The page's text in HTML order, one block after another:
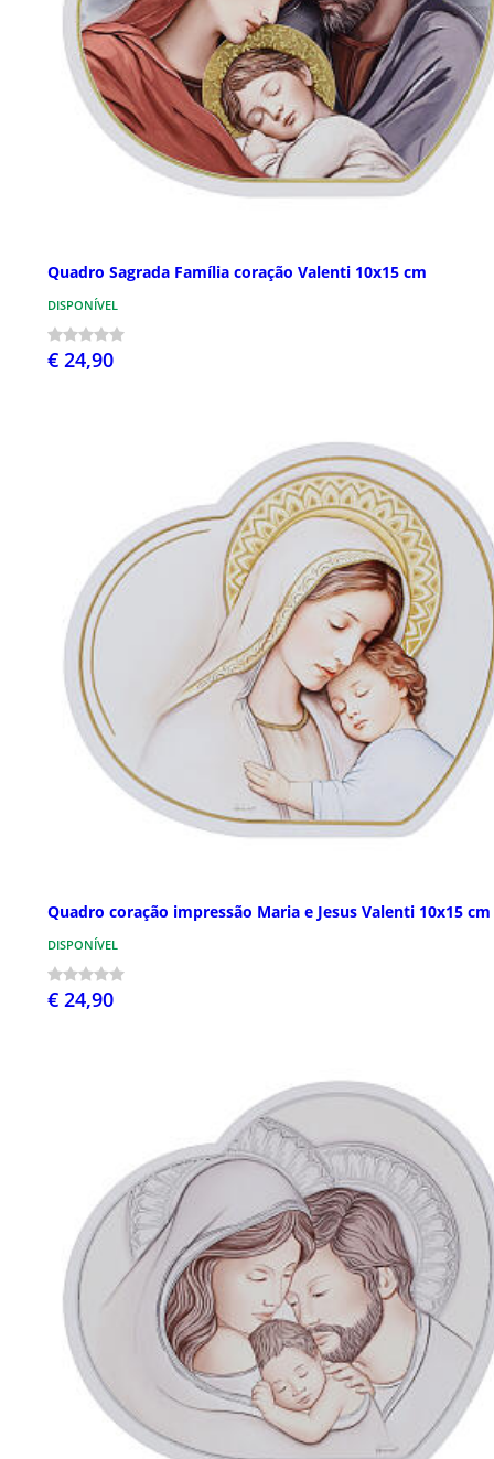
Quadro Sagrada Família coração Valenti 10x15 cm
DISPONÍVEL
€ 24,90
Quadro coração impressão Maria e Jesus Valenti 10x15 cm
DISPONÍVEL
€ 24,90